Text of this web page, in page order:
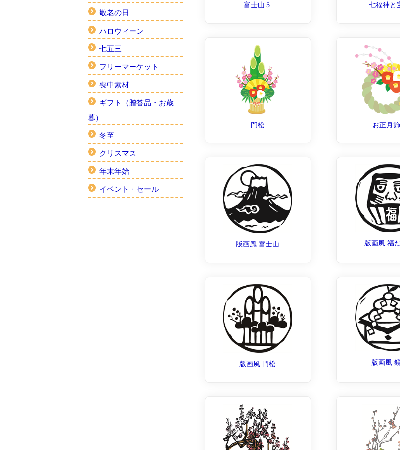
敬老の日
ハロウィーン
七五三
フリーマーケット
喪中素材
ギフト（贈答品・お歳
暮）
冬至
クリスマス
年末年始
イベント・セール
富士山５ 七福神と
門松 お正月
版画風 富士山 版画風 福
版画風 門松 版画風